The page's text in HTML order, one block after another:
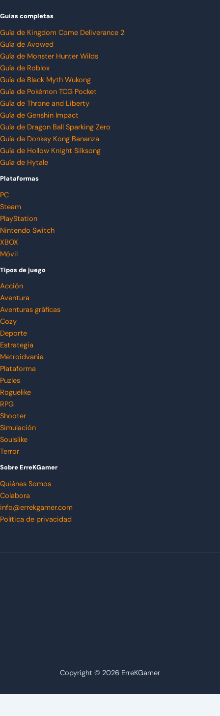
Guías completas
Guía de Kingdom Come Deliverance 2
Guía de Avowed
Guía de Monster Hunter Wilds
Guía de Roblox
Guía de Black Myth Wukong
Guía de Pokémon TCG Pocket
Guía de Throne and Liberty
Guía de Genshin Impact
Guía de Dragon Ball Sparking Zero
Guía de Donkey Kong Bananza
Guía de Hollow Knight Silksong
Guía de Hytale
Plataformas
PC
Steam
PlayStation
Nintendo Switch
XBOX
Móvil
Tipos de juego
Acción
Aventura
Aventuras gráficas
Cozy
Deporte
Estrategia
Metroidvania
Plataforma
Puzles
Roguelike
RPG
Shooter
Simulación
Soulslike
Terror
Sobre ErreKGamer
Quiénes Somos
Colabora
info@errekgamer.com
Política de privacidad
Copyright © 2026 ErreKGamer